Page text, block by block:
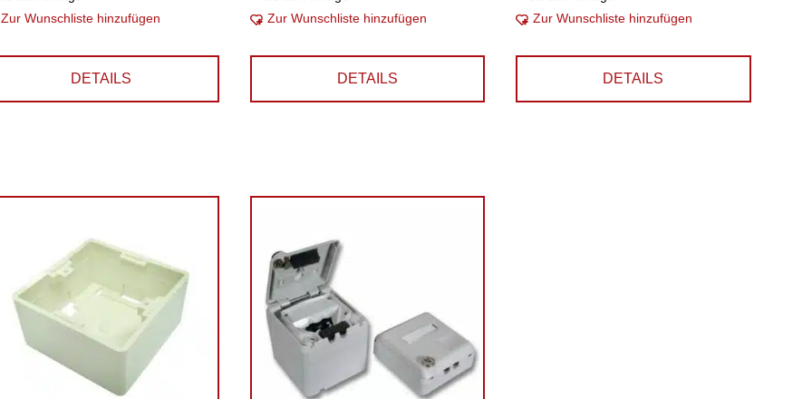
Zur Wunschliste hinzufügen
DETAILS
Zur Wunschliste hinzufügen
DETAILS
Zur Wunschliste hinzufügen
DETAILS